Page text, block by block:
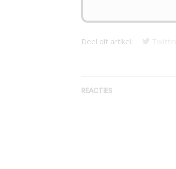
Deel dit artikel:
REACTIES